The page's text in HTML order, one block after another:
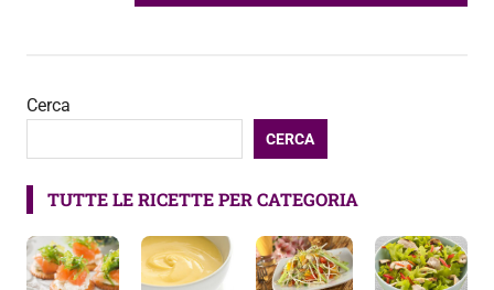
SUCCESSIVO:
Cerca
CERCA
TUTTE LE RICETTE PER CATEGORIA